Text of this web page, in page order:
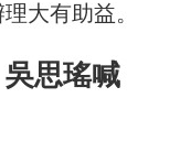
大有助益。
思瑤喊